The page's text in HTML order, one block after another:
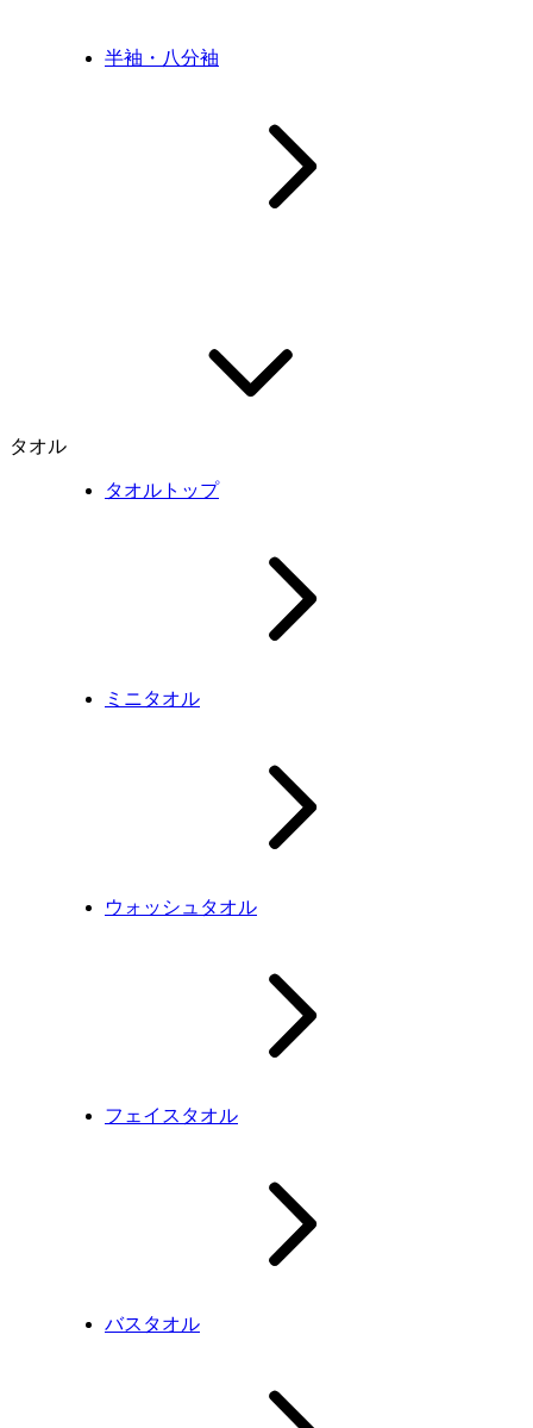
半袖・八分袖
タオル
タオルトップ
ミニタオル
ウォッシュタオル
フェイスタオル
バスタオル